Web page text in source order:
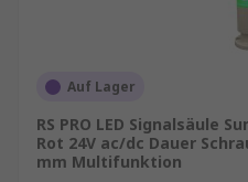
Auf Lager
RS PRO LED Signalsäule
Rot 24V ac/dc Dauer
mm Multifunktion